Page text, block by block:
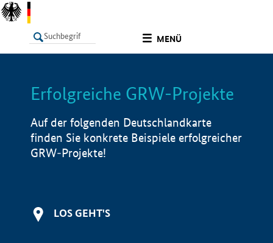
MENÜ
LISTE Info
Erfolgreiche GRW-Projekte
Auf der folgenden Deutschlandkarte
finden Sie konkrete Beispiele erfolgreicher
GRW-Projekte!
LOS GEHT'S